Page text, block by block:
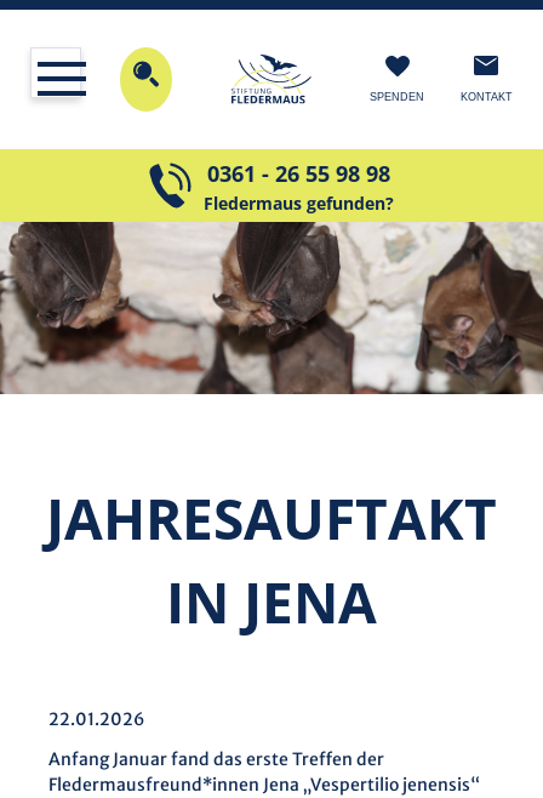
SPENDEN KONTAKT
0361 - 26 55 98 98
Fledermaus gefunden?
JAHRES­AUFTAKT
IN JENA
22.01.2026
Anfang Januar fand das erste Treffen der
Fledermausfreund*innen Jena „Vespertilio jenensis“